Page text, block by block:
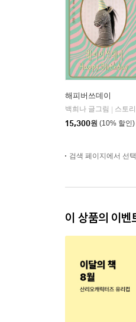
해피버쓰데이
백희나 글그림
스토리보울
15,300원 (10% 할인)
검색 페이지에서 선
이 상품의 이벤